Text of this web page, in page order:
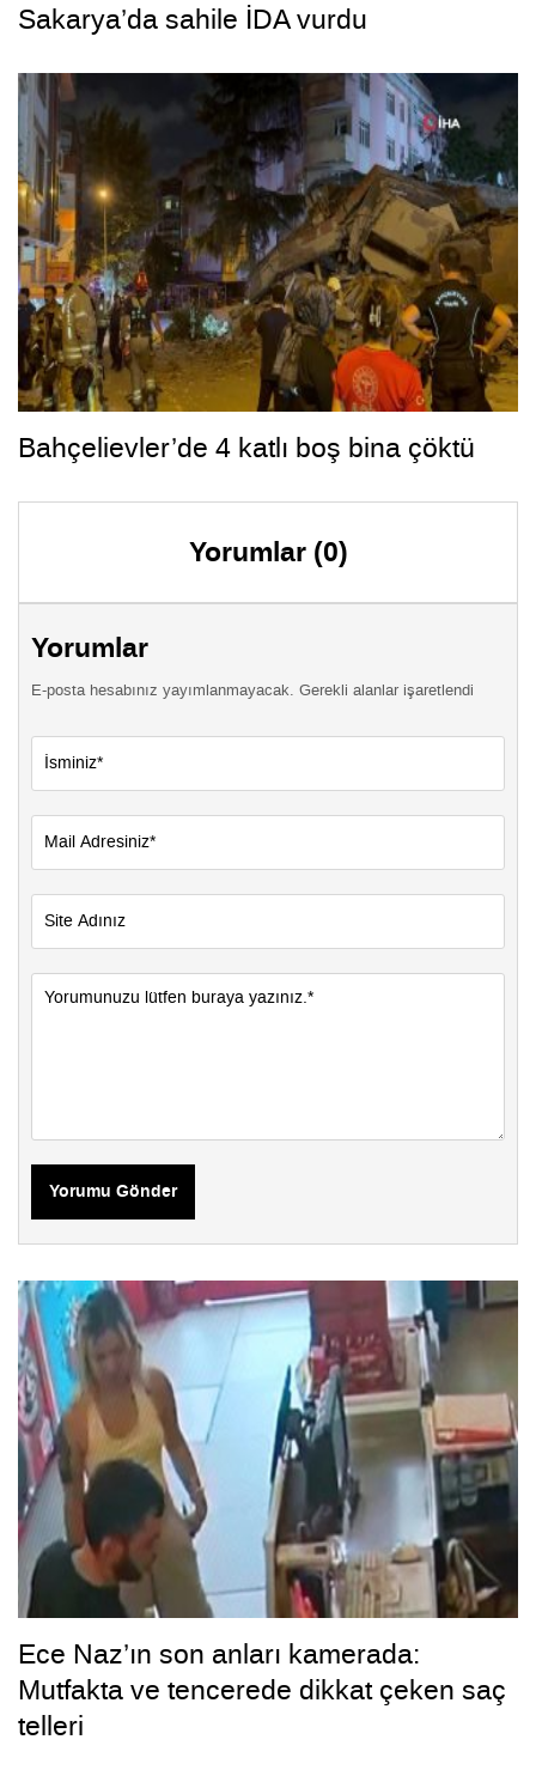
Sakarya’da sahile İDA vurdu
Bahçelievler’de 4 katlı boş bina çöktü
Yorumlar (0)
Yorumlar
E-posta hesabınız yayımlanmayacak. Gerekli alanlar işaretlendi
Yorumu Gönder
Ece Naz’ın son anları kamerada:
Mutfakta ve tencerede dikkat çeken saç
telleri